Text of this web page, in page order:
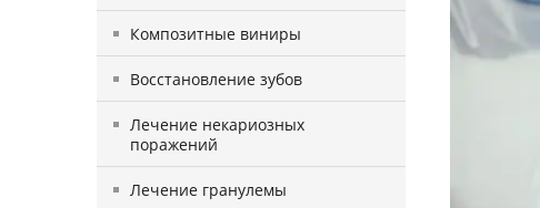
Композитные виниры
Восстановление зубов
Лечение некариозных
поражений
Лечение гранулемы